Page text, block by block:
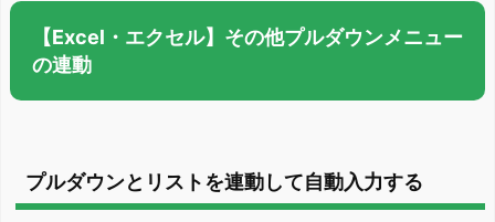
【Excel・エクセル】その他プルダウンメニュー
の連動
プルダウンとリストを連動して自動入力する